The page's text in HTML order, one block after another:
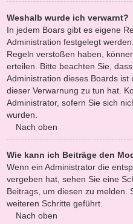
Weshalb wurde ich verwarnt?
In jedem Boars gibt es eigene
Administration festgelegt
Regeln verstoßen haben,
erteilen. Bitte beachten Sie,
Administration dieses Boards
dieser Verwarnung zu tun hat.
Administrator, sofern Sie sich
wurden.
Nach oben
Wie kann ich Beiträge den
Wenn ein Administrator die
vergeben hat, sehen Sie eine
Beitrags, um diesen zu melden.
weiteren Schritte geführt.
Nach oben